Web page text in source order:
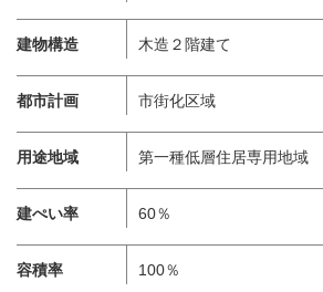
建物構造 木造２階建て
都市計画 市街化区域
用途地域 第一種低層住居専用地域
建ぺい率 60％
容積率 100％